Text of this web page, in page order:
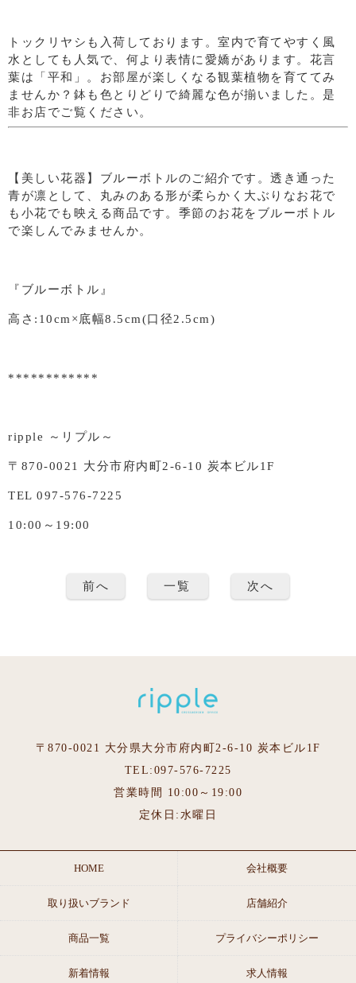
トックリヤシも入荷しております。室内で育てやすく風
水としても人気で、何より表情に愛嬌があります。花言
葉は「平和」。お部屋が楽しくなる観葉植物を育ててみ
ませんか？鉢も色とりどりで綺麗な色が揃いました。是
非お店でご覧ください。
【美しい花器】ブルーボトルのご紹介です。透き通った
青が凛として、丸みのある形が柔らかく大ぶりなお花で
も小花でも映える商品です。季節のお花をブルーボトル
で楽しんでみませんか。
『ブルーボトル』
高さ:10cm×底幅8.5cm(口径2.5cm)
************
ripple ～リプル～
〒870-0021 大分市府内町2-6-10 炭本ビル1F
TEL 097-576-7225
10:00～19:00
前へ 一覧 次へ
〒870-0021 大分県大分市府内町2-6-10 炭本ビル1F
TEL:097-576-7225
営業時間 10:00～19:00
定休日:水曜日
HOME 会社概要
取り扱いブランド 店舗紹介
商品一覧 プライバシーポリシー
新着情報 求人情報